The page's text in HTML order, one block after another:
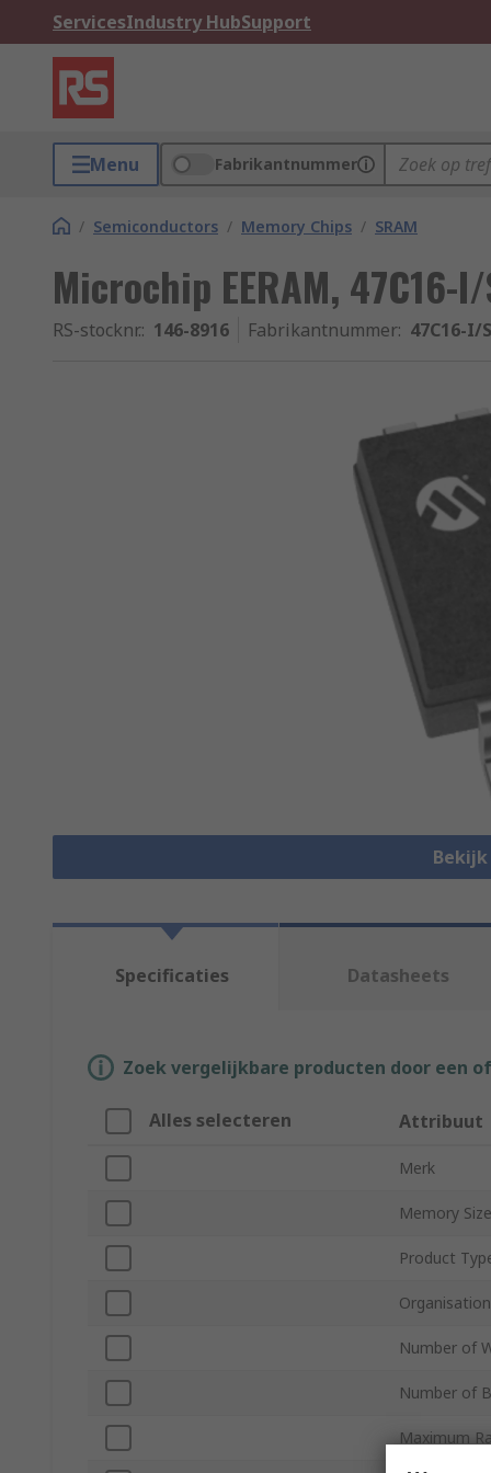
ServicesIndustry HubSupport
Menu Fabrikantnummer
/ Semiconductors / Memory Chips / SRAM
Microchip EERAM, 47C16-
RS-stocknr.: 146-8916 Fabrikantnummer: 47C16-I/
Bekijk
Specificaties Datasheets
Zoek vergelijkbare producten door een
Alles selecteren Attribuut
Merk
Memory Size
Product
Organisation
Number of
Number of
Maximum